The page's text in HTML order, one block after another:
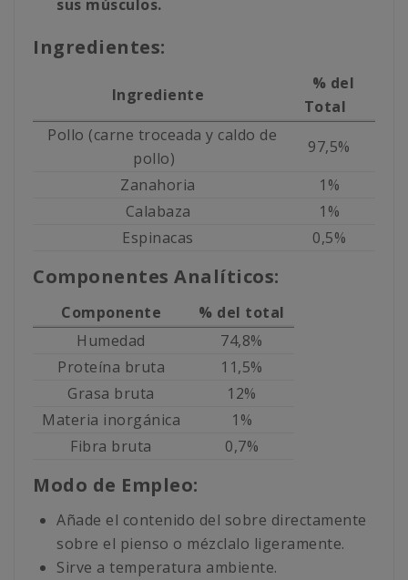
sus músculos.
Ingredientes:
Ingrediente
% del
Total
Pollo (carne troceada y caldo de
pollo)
97,5%
Zanahoria
1%
Calabaza
1%
Espinacas
0,5%
Componentes Analíticos:
Componente
% del total
Humedad
74,8%
Proteína bruta
11,5%
Grasa bruta
12%
Materia inorgánica
1%
Fibra bruta
0,7%
Modo de Empleo:
Añade el contenido del sobre directamente
sobre el pienso o mézclalo ligeramente.
Sirve a temperatura ambiente.